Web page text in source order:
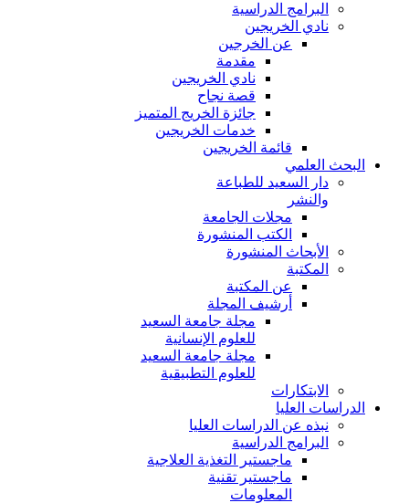
البرامج الدراسية
نادي الخريجين
عن الخرجين
مقدمة
نادي الخريجين
قصة نجاح
جائزة الخريج المتميز
خدمات الخريجين
قائمة الخريجين
البحث العلمي
دار السعيد للطباعة
والنشر
مجلات الجامعة
الكتب المنشورة
الأبحاث المنشورة
المكتبة
عن المكتبة
أرشيف المجلة
مجلة جامعة السعيد
للعلوم الإنسانية
مجلة جامعة السعيد
للعلوم التطبيقية
الابتكارات
الدراسات العليا
نبذه عن الدراسات العليا
البرامج الدراسية
ماجستير التغذية العلاجية
ماجستير تقنية
المعلومات